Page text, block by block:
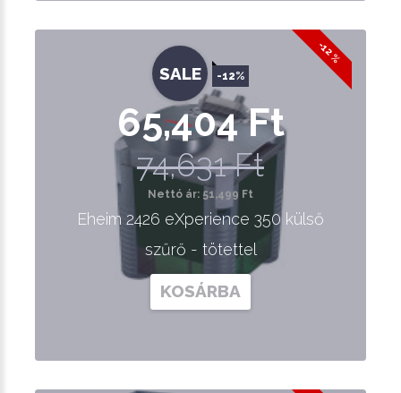
-12 %
SALE -12%
65,404 Ft
74,631 Ft
Nettó ár: 51,499 Ft
Eheim 2426 eXperience 350 külső
szűrő - tötettel
KOSÁRBA